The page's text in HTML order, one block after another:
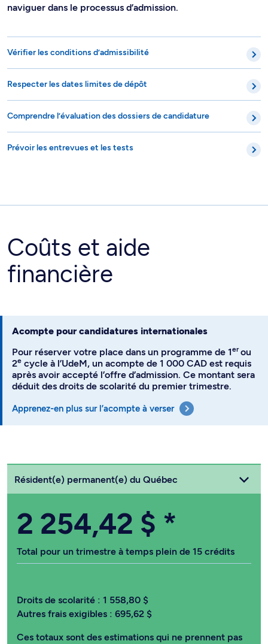
naviguer dans le processus d’admission.
Vérifier les conditions d’admissibilité
Respecter les dates limites de dépôt
Comprendre l’évaluation des dossiers de candidature
Prévoir les entrevues et les tests
Coûts et aide
financière
Acompte pour candidatures internationales
Pour réserver votre place dans un programme de 1erou
2e cycle à l’UdeM, un acompte de 1 000 CAD est requis
après avoir accepté l’offre d’admission. Ce montant sera
déduit des droits de scolarité du premier trimestre.
Apprenez-en plus sur l’acompte à verser
Choisissez votre statut
Résident(e) permanent(e) du Québec
2 254,42 $ *
Total pour un trimestre à temps plein de 15 crédits
Droits de scolarité : 1 558,80 $
Autres frais exigibles : 695,62 $
Ces totaux sont des estimations qui ne prennent pas